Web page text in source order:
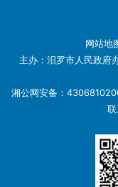
网站地
主办：汨罗市人民政
湘公网安备：
联